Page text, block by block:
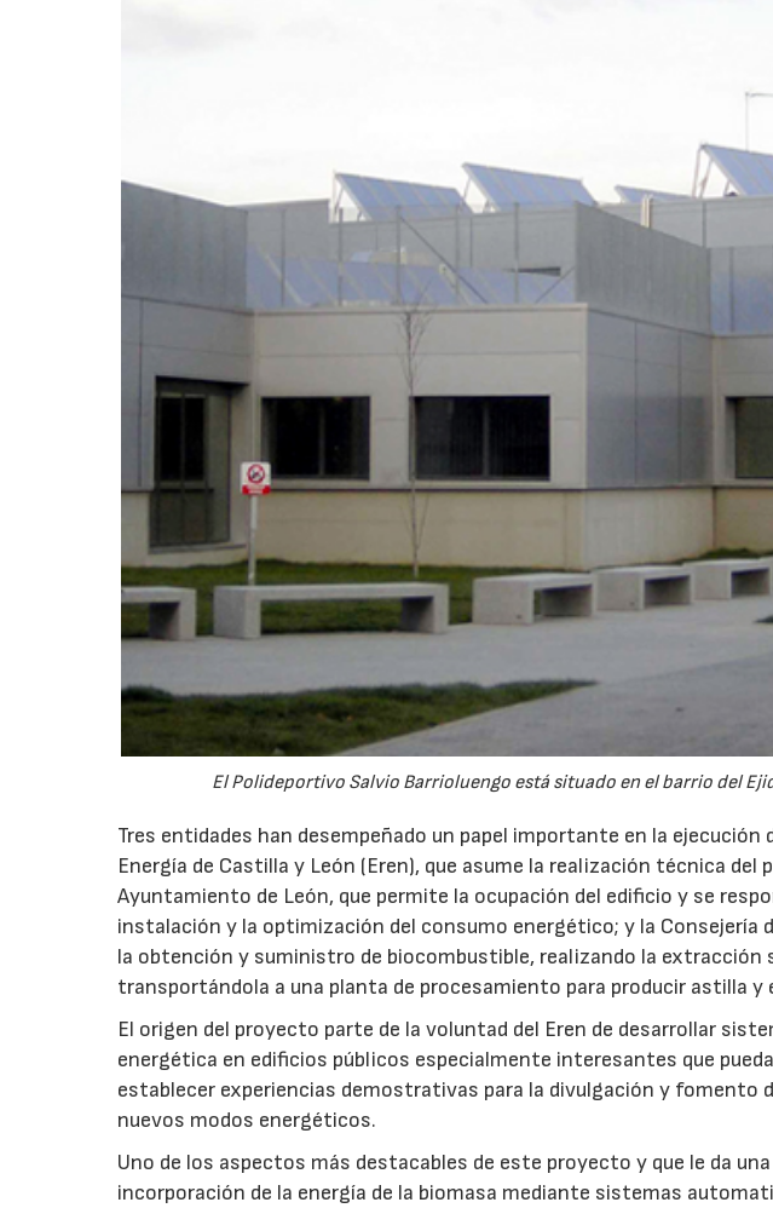
El Polideportivo Salvio Barrioluengo está situado en el barrio del
Tres entidades han desempeñado un papel importante en la
Energía de Castilla y León (Eren), que asume la realización técnica
Ayuntamiento de León, que permite la ocupación del edificio y se
instalación y la optimización del consumo energético; y la Consejería
la obtención y suministro de biocombustible, realizando la extracción
transportándola a una planta de procesamiento para producir astilla y
El origen del proyecto parte de la voluntad del Eren de desarrollar
energética en edificios públicos especialmente interesantes que
establecer experiencias demostrativas para la divulgación y fomento
nuevos modos energéticos.
Uno de los aspectos más destacables de este proyecto y que le da
incorporación de la energía de la biomasa mediante sistemas